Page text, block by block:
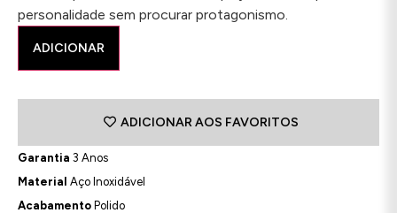
personalidade sem procurar protagonismo.
ADICIONAR
ADICIONAR AOS FAVORITOS
Garantia 3 Anos
Material Aço Inoxidável
Acabamento Polido